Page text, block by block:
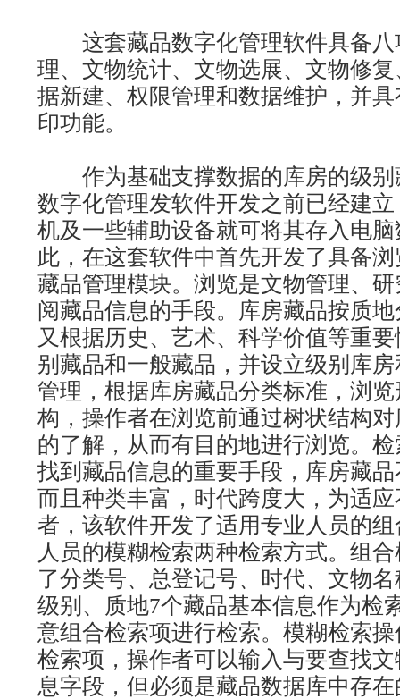
这套藏品数字化管理软件具备八
理、文物统计、文物选展、文物修
据新建、权限管理和数据维护，并
印功能。
作为基础支撑数据的库房的级别
数字化管理发软件开发之前已经建
机及一些辅助设备就可将其存入电
此，在这套软件中首先开发了具备
藏品管理模块。浏览是文物管理、
阅藏品信息的手段。库房藏品按质
又根据历史、艺术、科学价值等重
别藏品和一般藏品，并设立级别库
管理，根据库房藏品分类标准，浏
构，操作者在浏览前通过树状结构
的了解，从而有目的地进行浏览。
找到藏品信息的重要手段，库房藏
而且种类丰富，时代跨度大，为适
者，该软件开发了适用专业人员的
人员的模糊检索两种检索方式。组
了分类号、总登记号、时代、文物
级别、质地7个藏品基本信息作为检
意组合检索项进行检索。模糊检索
检索项，操作者可以输入与要查找
息字段，但必须是藏品数据库中存